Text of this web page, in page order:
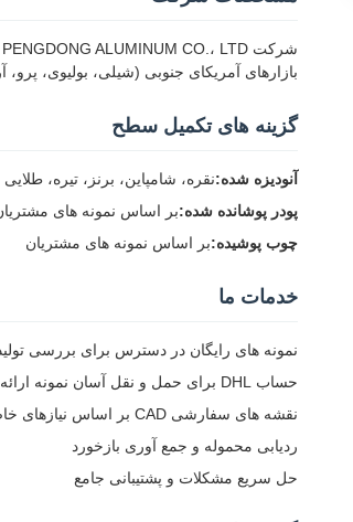
بازارهای آمریکای جنوبی (شیلی، بولیوی،
گزینه های تکمیل سطح
آنودیزه شده:نقره، شامپاین، برنز، تیره، طلایی
پودر پوشانده شده:بر اساس نمونه های
چوب پوشیده:بر اساس نمونه های مشتریان
خدمات ما
نمونه های رایگان در دسترس برای بررسی
حساب DHL برای حمل و نقل آسان نمونه ارائه شده است
نقشه های سفارشی CAD بر اساس نیازهای خاص شما
ردیابی محموله و جمع آوری بازخورد
حل سریع مشکلات و پشتیبانی جامع